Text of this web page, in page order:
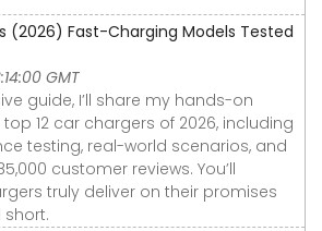
(2026) Fast-Charging Models Tested
GMT
guide, I’ll share my hands-on
12 car chargers of 2026, including
testing, real-world scenarios, and
customer reviews. You’ll
truly deliver on their promises
short.